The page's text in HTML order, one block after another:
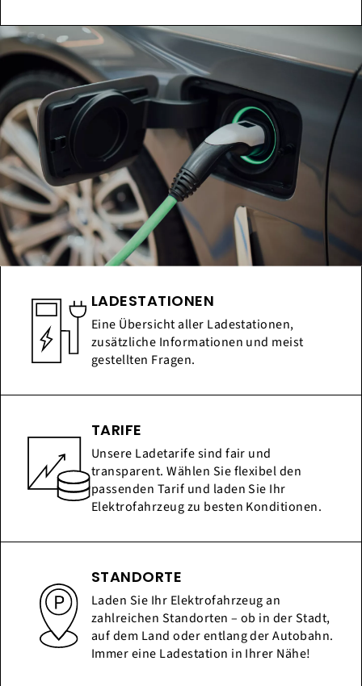
LADESTATIONEN
Eine Übersicht aller Ladestationen,
zusätzliche Informationen und meist
gestellten Fragen.
TARIFE
Unsere Ladetarife sind fair und
transparent. Wählen Sie flexibel den
passenden Tarif und laden Sie Ihr
Elektrofahrzeug zu besten Konditionen.
STANDORTE
Laden Sie Ihr Elektrofahrzeug an
zahlreichen Standorten – ob in der Stadt,
auf dem Land oder entlang der Autobahn.
Immer eine Ladestation in Ihrer Nähe!